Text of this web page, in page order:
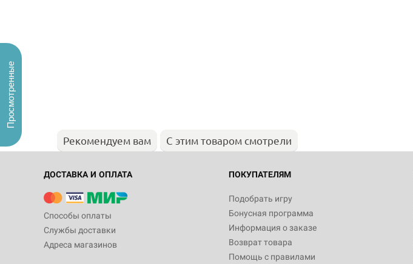
Рекомендуем вам С этим товаром смотрели
ДОСТАВКА И ОПЛАТА
Способы оплаты
Службы доставки
Адреса магазинов
ПОКУПАТЕЛЯМ
Подобрать игру
Бонусная программа
Информация о заказе
Возврат товара
Помощь с правилами
Просмотренные